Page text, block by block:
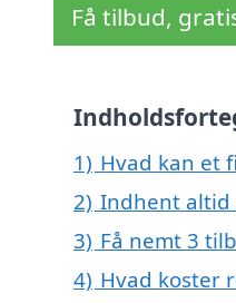
Få tilbud,
1) Hvad kan et
2) Indhent altid
3) Få nemt 3
4) Hvad koster